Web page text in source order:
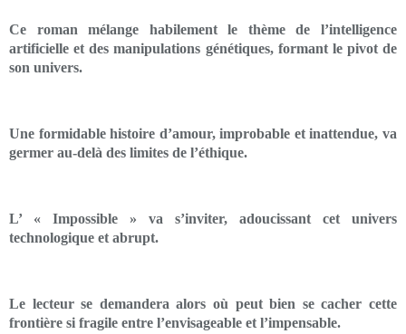
Ce roman mélange habilement le thème de l’intelligence
artificielle et des manipulations génétiques, formant le pivot de
son univers.
Une formidable histoire d’amour, improbable et inattendue, va
germer au-delà des limites de l’éthique.
L’ « Impossible » va s’inviter, adoucissant cet univers
technologique et abrupt.
Le lecteur se demandera alors où peut bien se cacher cette
frontière si fragile entre l’envisageable et l’impensable.